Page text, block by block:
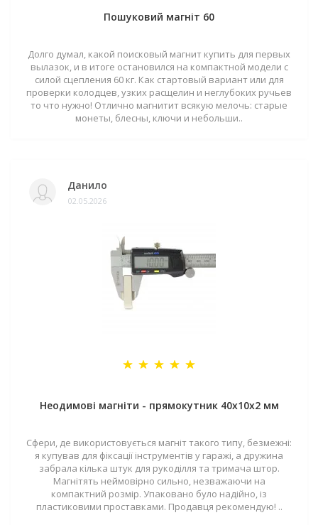
Пошуковий магніт 60
Долго думал, какой поисковый магнит купить для первых
вылазок, и в итоге остановился на компактной модели с
силой сцепления 60 кг. Как стартовый вариант или для
проверки колодцев, узких расщелин и неглубоких ручьев
то что нужно! Отлично магнитит всякую мелочь: старые
монеты, блесны, ключи и небольши..
Данило
02.05.2026
Неодимові магніти - прямокутник 40x10x2 мм
Сфери, де використовується магніт такого типу, безмежні:
я купував для фіксації інструментів у гаражі, а дружина
забрала кілька штук для рукоділля та тримача штор.
Магнітять неймовірно сильно, незважаючи на
компактний розмір. Упаковано було надійно, із
пластиковими проставками. Продавця рекомендую! ..